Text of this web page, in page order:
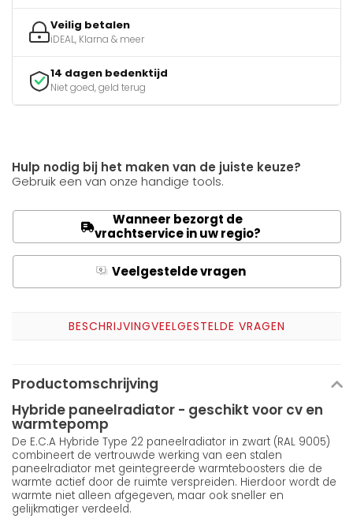
Veilig betalen
iDEAL, Klarna & meer
14 dagen bedenktijd
Niet goed, geld terug
Hulp nodig bij het maken van de juiste keuze?
Gebruik een van onze handige tools.
Wanneer bezorgt de
vrachtservice in uw regio?
Q Veelgestelde vragen
BESCHRIJVINGVEELGESTELDE VRAGEN
Productomschrijving
Hybride paneelradiator - geschikt voor cv en
warmtepomp
De E.C.A Hybride Type 22 paneelradiator in zwart (RAL 9005)
combineert de vertrouwde werking van een stalen
paneelradiator met geintegreerde warmteboosters die de
warmte actief door de ruimte verspreiden. Hierdoor wordt de
warmte niet alleen afgegeven, maar ook sneller en
gelijkmatiger verdeeld.